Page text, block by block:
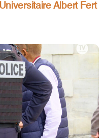
Albert Fert